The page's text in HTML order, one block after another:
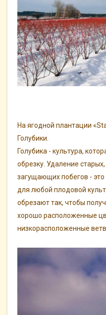
На ягодной плантации
Голубики.
Голубика - культура,
обрезку. Удаление
загущающих побегов -
для любой плодовой
обрезают так, чтобы
хорошо расположенные
низкорасположенные